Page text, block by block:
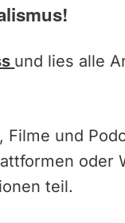
und lies alle
und
oder
teil.